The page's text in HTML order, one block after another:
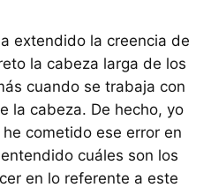
extendido la creencia de
la cabeza larga de los
cuando se trabaja con
la cabeza. De hecho, yo
cometido ese error en
cuáles son los
en lo referente a este